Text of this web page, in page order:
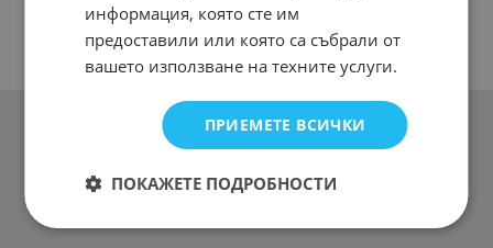
информация, която сте им
предоставили или която са събрали от
вашето използване на техните услуги.
ПРИЕМЕТЕ ВСИЧКИ
ПОКАЖЕТЕ ПОДРОБНОСТИ